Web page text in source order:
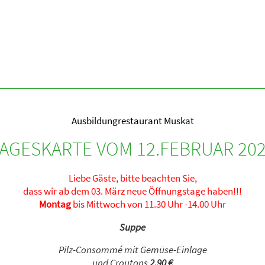
Ausbildungrestaurant Muskat
VOM 12.FEBRUAR
Liebe Gäste, bitte beachten Sie,
dass wir ab dem 03. März neue Öffnungstage haben!!!
Montagbis Mittwoch von 11.30 Uhr -14.00 Uhr
Suppe
Pilz-Consommé mit Gemüse-Einlage